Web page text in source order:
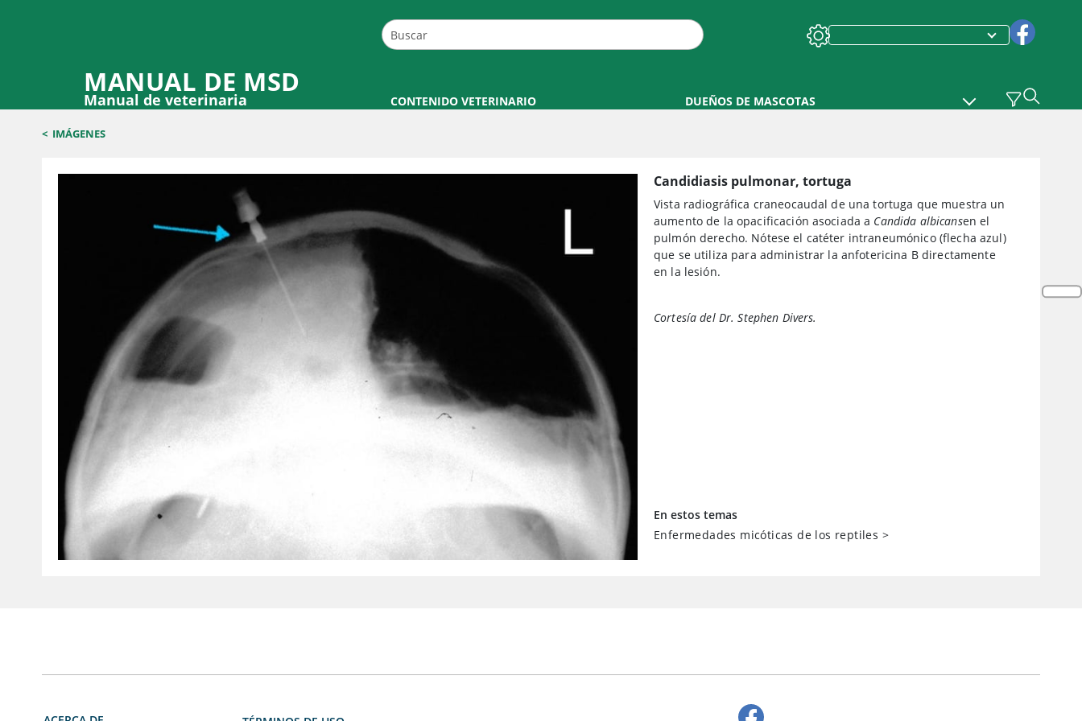
MANUAL DE MSD
Manual de veterinaria CONTENIDO VETERINARIO DUEÑOS DE MASCOTAS
< IMÁGENES
Candidiasis pulmonar, tortuga
Vista radiográfica craneocaudal de una tortuga que muestra un
aumento de la opacificación asociada a Candida albicansen el
pulmón derecho. Nótese el catéter intraneumónico (flecha azul)
que se utiliza para administrar la anfotericina B directamente
en la lesión.
Cortesía del Dr. Stephen Divers.
En estos temas
Enfermedades micóticas de los reptiles >